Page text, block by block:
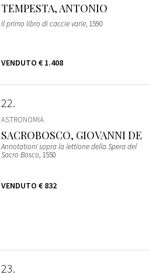
TEMPESTA, ANTONIO
Il primo libro di caccie varie, 1590
VENDUTO € 1.408
22
ASTRONOMIA
SACROBOSCO, GIOVANNI DE
Annotationi sopra la lettione della Spera del
Sacro Bosco, 1550
VENDUTO € 832
23